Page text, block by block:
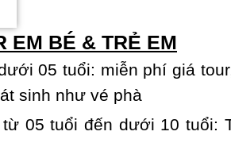
EM BÉ & TRẺ EM
05 tuổi: miễn phí giá
sinh như vé phà
từ 05 tuổi đến dưới 10 tuổi: